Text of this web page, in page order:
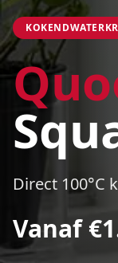
Direct 100°C
Vanaf €